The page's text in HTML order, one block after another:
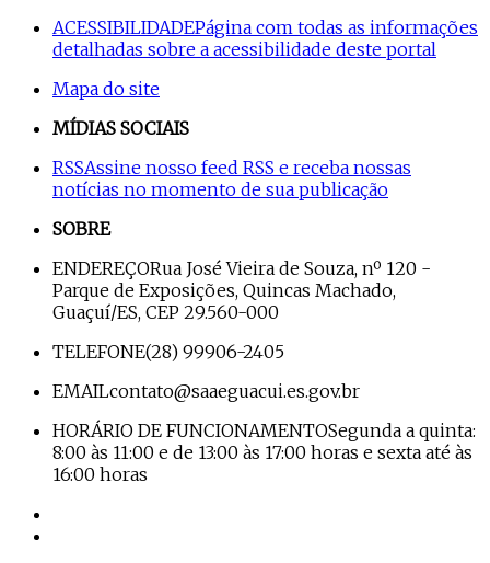
ACESSIBILIDADEPágina com todas as informações
detalhadas sobre a acessibilidade deste portal
Mapa do site
MÍDIAS SOCIAIS
RSSAssine nosso feed RSS e receba nossas
notícias no momento de sua publicação
SOBRE
ENDEREÇORua José Vieira de Souza, nº 120 -
Parque de Exposições, Quincas Machado,
Guaçuí/ES, CEP 29.560-000
TELEFONE(28) 99906-2405
EMAILcontato@saaeguacui.es.gov.br
HORÁRIO DE FUNCIONAMENTOSegunda a quinta:
8:00 às 11:00 e de 13:00 às 17:00 horas e sexta até às
16:00 horas